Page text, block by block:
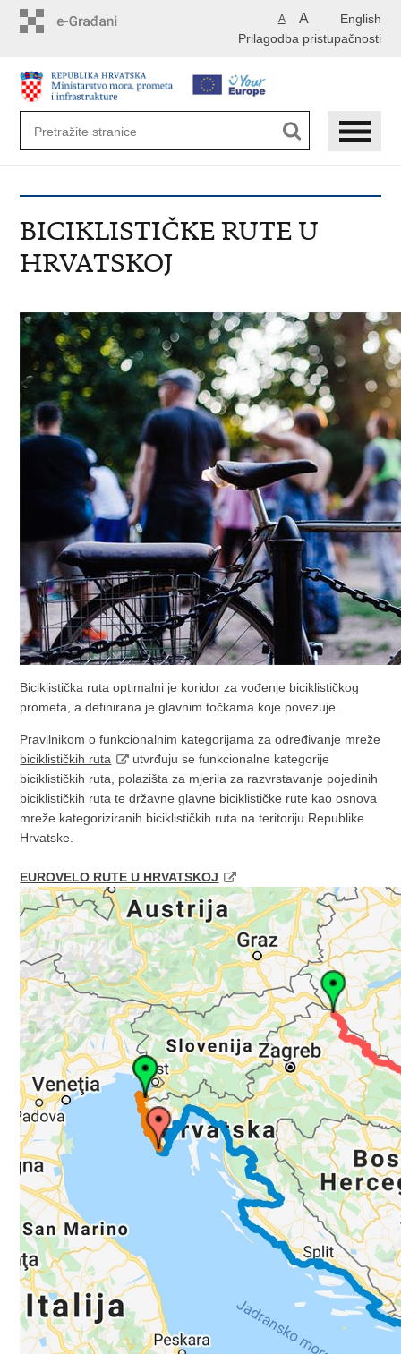
English
A A
Prilagodba pristupačnosti
BICIKLISTIČKE RUTE U
HRVATSKOJ
Biciklistička ruta optimalni je koridor za vođenje biciklističkog
prometa, a definirana je glavnim točkama koje povezuje.
Pravilnikom o funkcionalnim kategorijama za određivanje mreže
biciklističkih ruta
utvrđuju se funkcionalne kategorije
biciklističkih ruta, polazišta za mjerila za razvrstavanje pojedinih
biciklističkih ruta te državne glavne biciklističke rute kao osnova
mreže kategoriziranih biciklističkih ruta na teritoriju Republike
Hrvatske.
EUROVELO RUTE U HRVATSKOJ